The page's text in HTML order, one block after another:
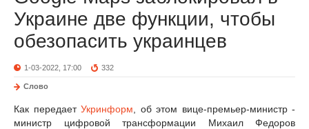
Украине две функции, чтобы
обезопасить украинцев
1-03-2022, 17:00 332
Слово
Как передает Укринформ , об этом вице-премьер-министр -
министр цифровой трансформации Михаил Федоров